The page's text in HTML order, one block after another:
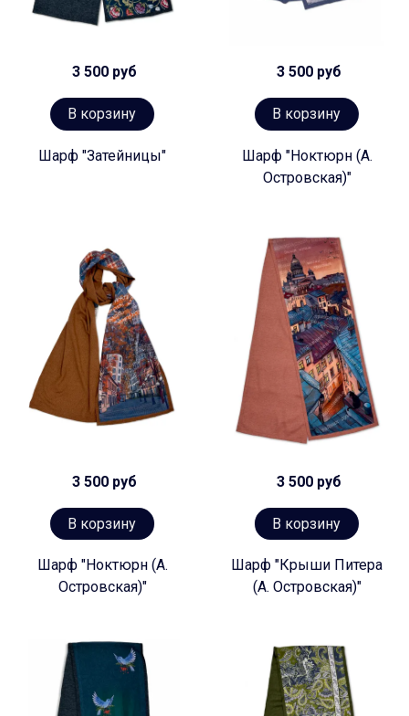
3 500 руб
В корзину
Шарф "Затейницы"
3 500 руб
В корзину
Шарф "Ноктюрн (А.
Островская)"
3 500 руб
В корзину
Шарф "Ноктюрн (А.
Островская)"
3 500 руб
В корзину
Шарф "Крыши Питера
(А. Островская)"